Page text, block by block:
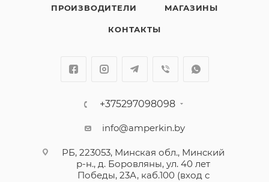
ПРОИЗВОДИТЕЛИ МАГАЗИНЫ
КОНТАКТЫ
+375297098098
info@amperkin.by
РБ, 223053, Минская обл., Минский
р-н., д. Боровляны, ул. 40 лет
Победы, 23А, каб.100 (вход с